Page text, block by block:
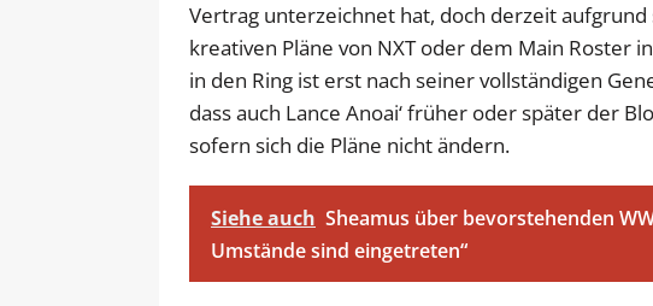
Vertrag unterzeichnet hat, doch derzeit
kreativen Pläne von NXT oder dem Main Roster
in den Ring ist erst nach seiner vollständigen
dass auch Lance Anoai‘ früher oder später der
sofern sich die Pläne nicht ändern.
Siehe auch Sheamus über bevorstehenden
Umstände sind eingetreten“